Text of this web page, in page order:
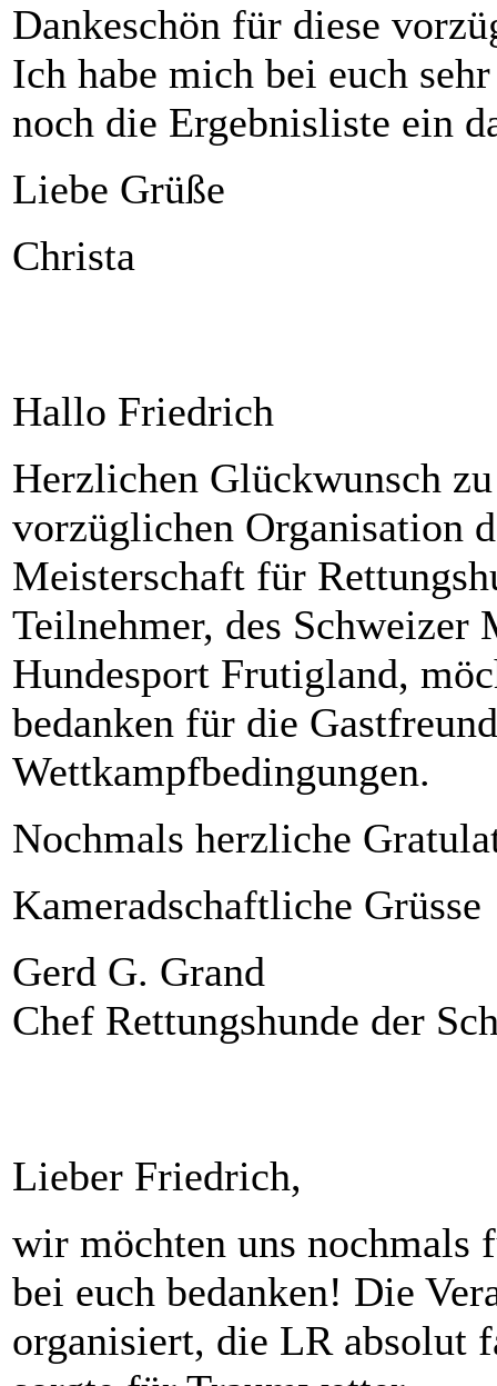
Dankeschön für diese
Ich habe mich bei euch
noch die Ergebnisliste ein
Liebe Grüße
Christa
Hallo Friedrich
Herzlichen Glückwunsch
vorzüglichen Organisation
Meisterschaft für
Teilnehmer, des
Hundesport Frutigland,
bedanken für die
Wettkampfbedingungen.
Nochmals herzliche
Kameradschaftliche Grüsse
Gerd G. Grand
Chef Rettungshunde der
Lieber Friedrich,
wir möchten uns nochmals
bei euch bedanken! Die
organisiert, die LR absolut